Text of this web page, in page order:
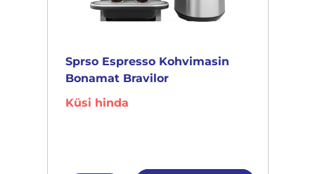
Sprso Espresso Kohvimasin
Bonamat Bravilor
Küsi hinda